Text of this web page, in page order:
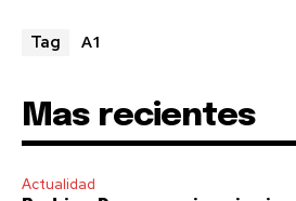
conversation.
or click the subscribe button below.
your privacy and won't spam your
safe with us.
Tag A1
Mas recientes
Actualidad